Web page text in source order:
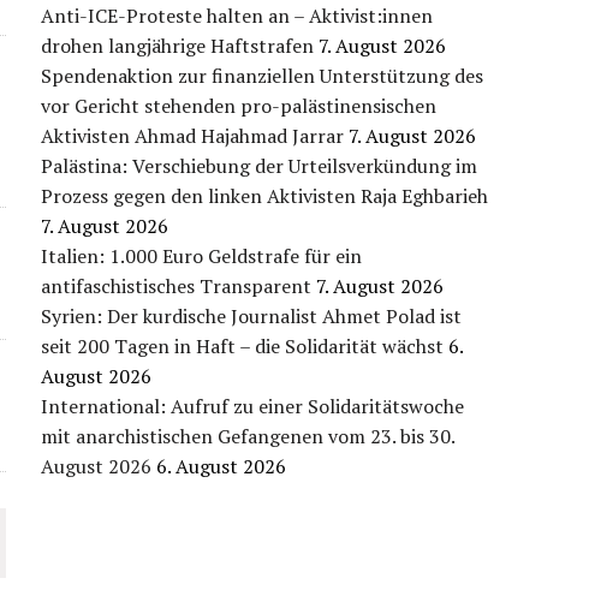
Anti-ICE-Proteste halten an – Aktivist:innen
drohen langjährige Haftstrafen 7. August 2026
Spendenaktion zur finanziellen Unterstützung des
vor Gericht stehenden pro-palästinensischen
Aktivisten Ahmad Hajahmad Jarrar 7. August 2026
Palästina: Verschiebung der Urteilsverkündung im
Prozess gegen den linken Aktivisten Raja Eghbarieh
7. August 2026
Italien: 1.000 Euro Geldstrafe für ein
antifaschistisches Transparent 7. August 2026
Syrien: Der kurdische Journalist Ahmet Polad ist
seit 200 Tagen in Haft – die Solidarität wächst 6.
August 2026
International: Aufruf zu einer Solidaritätswoche
mit anarchistischen Gefangenen vom 23. bis 30.
August 2026 6. August 2026